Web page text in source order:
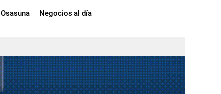
Osasuna Negocios al día